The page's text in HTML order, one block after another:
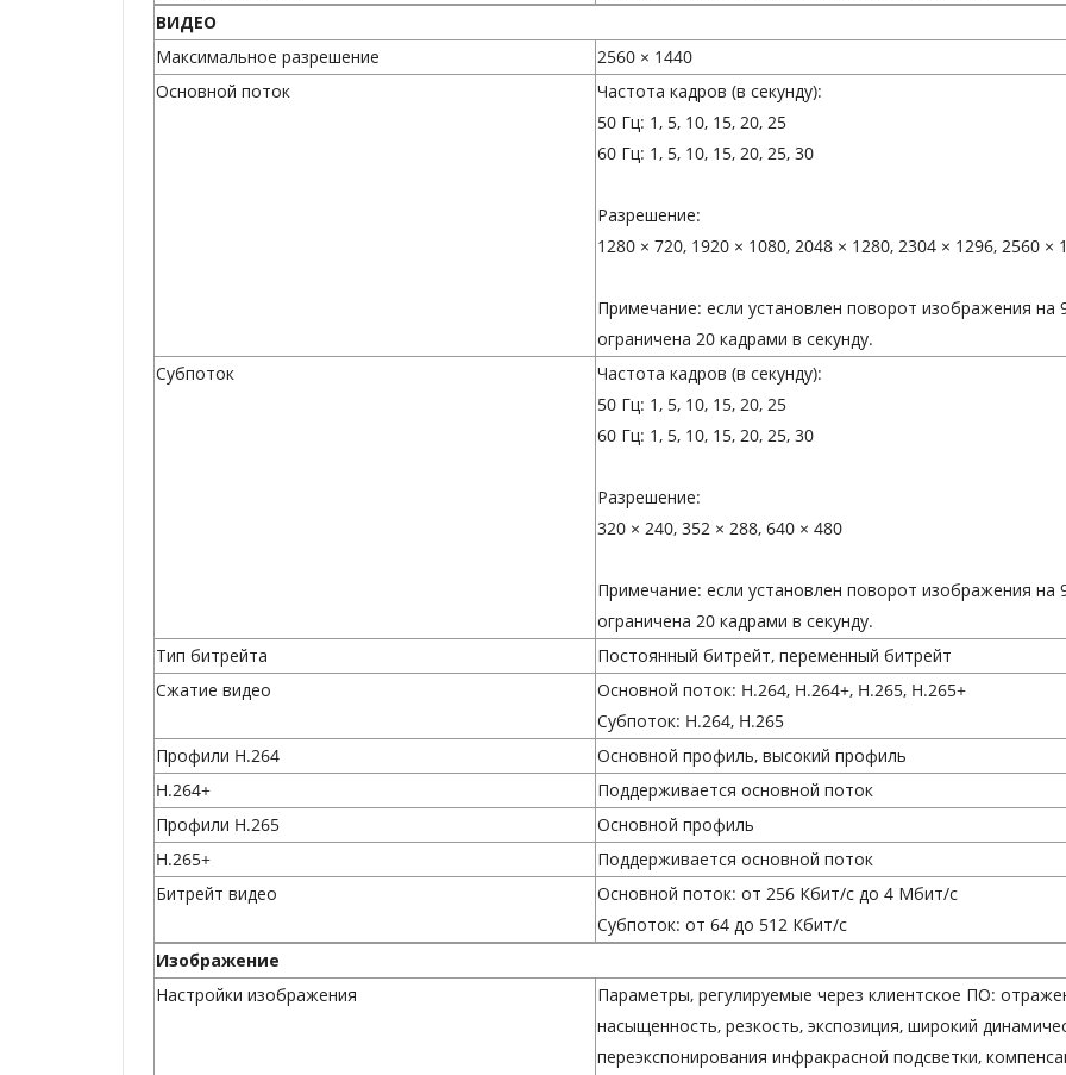
ВИДЕО
Максимальное разрешение
2560 × 1440
Основной поток
Частота кадров (в секунду):
50 Гц: 1, 5, 10, 15, 20, 25
60 Гц: 1, 5, 10, 15, 20, 25, 30
Разрешение:
1280 × 720, 1920 × 1080, 2048 × 1280, 2304 × 1296, 2560 ×
Примечание: если установлен поворот изображения на
ограничена 20 кадрами в секунду.
Субпоток
Частота кадров (в секунду):
50 Гц: 1, 5, 10, 15, 20, 25
60 Гц: 1, 5, 10, 15, 20, 25, 30
Разрешение:
320 × 240, 352 × 288, 640 × 480
Примечание: если установлен поворот изображения на
ограничена 20 кадрами в секунду.
Тип битрейта
Постоянный битрейт, переменный битрейт
Сжатие видео
Основной поток: H.264, H.264+, H.265, H.265+
Субпоток: H.264, H.265
Профили H.264
Основной профиль, высокий профиль
H.264+
Поддерживается основной поток
Профили H.265
Основной профиль
H.265+
Поддерживается основной поток
Битрейт видео
Основной поток: от 256 Кбит/с до 4 Мбит/с
Субпоток: от 64 до 512 Кбит/с
Изображение
Настройки изображения
Параметры, регулируемые через клиентское ПО:
насыщенность, резкость, экспозиция, широкий
переэкспонирования инфракрасной подсветки,